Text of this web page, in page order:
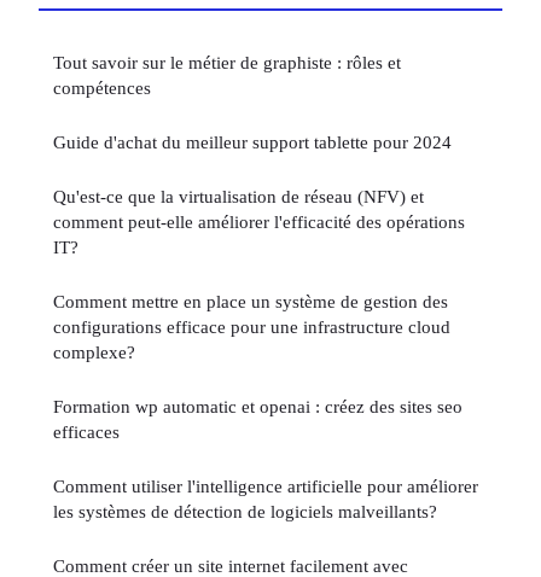
Tout savoir sur le métier de graphiste : rôles et
compétences
Guide d'achat du meilleur support tablette pour 2024
Qu'est-ce que la virtualisation de réseau (NFV) et
comment peut-elle améliorer l'efficacité des opérations
IT?
Comment mettre en place un système de gestion des
configurations efficace pour une infrastructure cloud
complexe?
Formation wp automatic et openai : créez des sites seo
efficaces
Comment utiliser l'intelligence artificielle pour améliorer
les systèmes de détection de logiciels malveillants?
Comment créer un site internet facilement avec